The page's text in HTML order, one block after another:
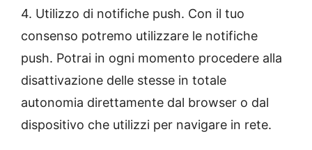
4. Utilizzo di notifiche push. Con il tuo
consenso potremo utilizzare le notifiche
push. Potrai in ogni momento procedere alla
disattivazione delle stesse in totale
autonomia direttamente dal browser o dal
dispositivo che utilizzi per navigare in rete.